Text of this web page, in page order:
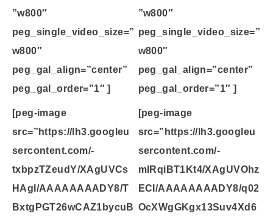
”w800″
peg_single_video_size=”
w800″
peg_gal_align=”center”
peg_gal_order=”1″ ]
”w800″
peg_single_video_size=”
w800″
peg_gal_align=”center”
peg_gal_order=”1″ ]
[peg-image
src=”https://lh3.googleu
sercontent.com/-
txbpzTZeudY/XAgUVCs
HAgI/AAAAAAAADY8/T
BxtgPGT26wCAZ1bycuB
[peg-image
src=”https://lh3.googleu
sercontent.com/-
mIRqiBT1Kt4/XAgUVOhz
ECI/AAAAAAAADY8/q02
OcXWgGKgx13Suv4Xd6